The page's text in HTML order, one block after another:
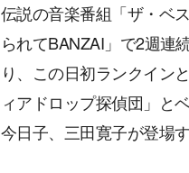
伝説の音楽番組「ザ・ベ
られてBANZAI」で2週連
り、この日初ランクイン
ィアドロップ探偵団」と
今日子、三田寛子が登場